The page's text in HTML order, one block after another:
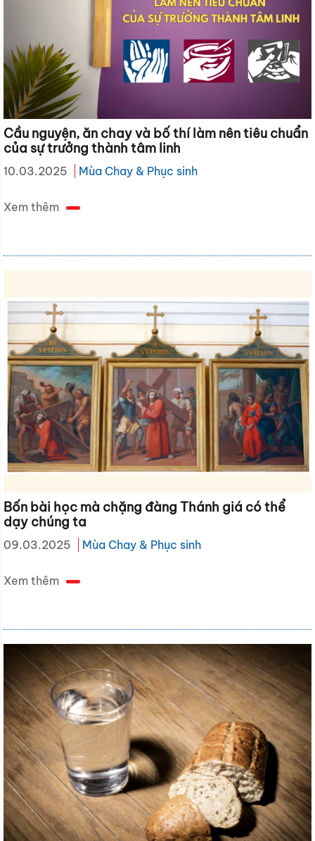
Cầu nguyện, ăn chay và bố thí làm nên tiêu chuẩn
của sự trưởng thành tâm linh
10.03.2025 Mùa Chay & Phục sinh
Xem thêm
Bốn bài học mà chặng đàng Thánh giá có thể
dạy chúng ta
09.03.2025 Mùa Chay & Phục sinh
Xem thêm